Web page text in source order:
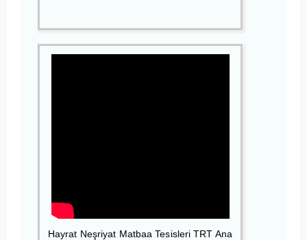
Hayrat Neşriyat Matbaa Tesisleri TRT Ana